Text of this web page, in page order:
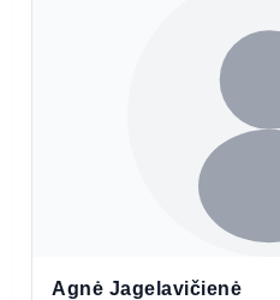
Agnė Jagelavičienė